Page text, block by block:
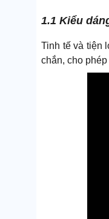
1.1 Kiểu
Tinh tế và tiện
chắn, cho